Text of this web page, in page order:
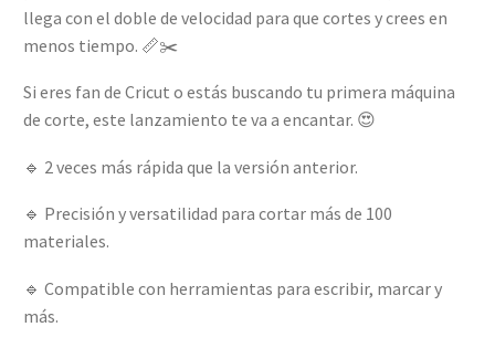
llega con el doble de velocidad para que cortes y crees en
menos tiempo. 📏✂️
Si eres fan de Cricut o estás buscando tu primera máquina
de corte, este lanzamiento te va a encantar. 😍
🔹 2 veces más rápida que la versión anterior.
🔹 Precisión y versatilidad para cortar más de 100
materiales.
🔹 Compatible con herramientas para escribir, marcar y
más.